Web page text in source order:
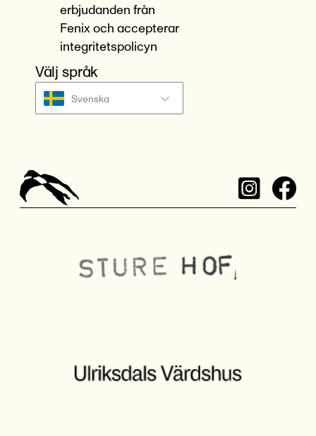
erbjudanden från
Fenix och accepterar
integritetspolicyn
Välj språk
Svenska